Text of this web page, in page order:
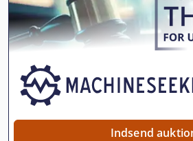
m³/h for enheder i kompaktserien.
Rek Fortørringstid: reduceret til kun
standardmaterialer.
FRA 1150 TIL 950 EUR!!!
Indsend